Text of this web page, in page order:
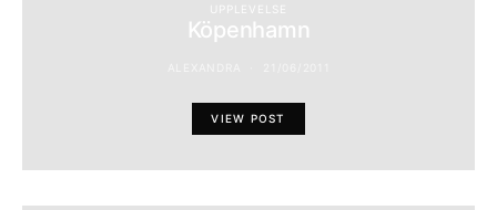
UPPLEVELSE
Köpenhamn
VIEW POST